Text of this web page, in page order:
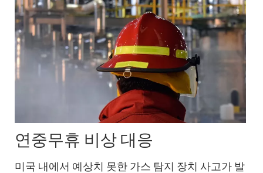
연중무휴 비상 대응
미국 내에서 예상치 못한 가스 탐지 장치 사고가 발